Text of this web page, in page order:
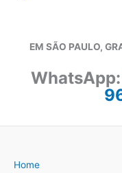
EM SÃO PAULO,
WhatsApp:
Home